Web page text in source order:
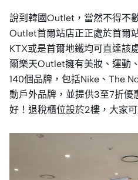
說到韓國Outlet，當然不得不
Outlet首爾站店正正處於首爾
KTX或是首爾地鐵均可直達該
爾樂天Outlet擁有美妝、運動
140個品牌，包括Nike、The
動戶外品牌，並提供3至7折優
好！退稅櫃位設於2樓，大家